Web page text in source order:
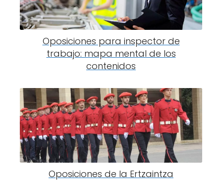
Oposiciones para inspector de
trabajo: mapa mental de los
contenidos
Oposiciones de la Ertzaintza